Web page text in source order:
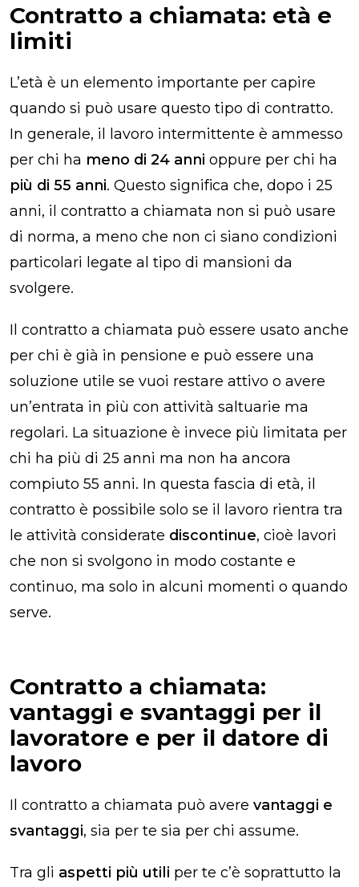
Contratto a chiamata: età e
limiti
L’età è un elemento importante per capire
quando si può usare questo tipo di contratto.
In generale, il lavoro intermittente è ammesso
per chi ha meno di 24 anni oppure per chi ha
più di 55 anni. Questo significa che, dopo i 25
anni, il contratto a chiamata non si può usare
di norma, a meno che non ci siano condizioni
particolari legate al tipo di mansioni da
svolgere.
Il contratto a chiamata può essere usato anche
per chi è già in pensione e può essere una
soluzione utile se vuoi restare attivo o avere
un’entrata in più con attività saltuarie ma
regolari. La situazione è invece più limitata per
chi ha più di 25 anni ma non ha ancora
compiuto 55 anni. In questa fascia di età, il
contratto è possibile solo se il lavoro rientra tra
le attività considerate discontinue, cioè lavori
che non si svolgono in modo costante e
continuo, ma solo in alcuni momenti o quando
serve.
Contratto a chiamata:
vantaggi e svantaggi per il
lavoratore e per il datore di
lavoro
Il contratto a chiamata può avere vantaggi e
svantaggi, sia per te sia per chi assume.
Tra gli aspetti più utili per te c’è soprattutto la